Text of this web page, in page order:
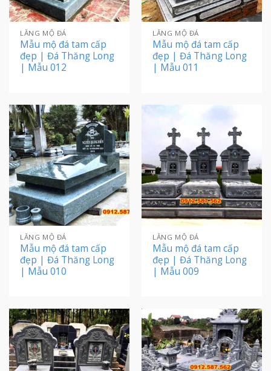
LĂNG MỘ ĐÁ
Mẫu mộ đá tam cấp
đẹp | Đá Thăng Long
| Mẫu 012
LĂNG MỘ ĐÁ
Mẫu mộ đá tam cấp
đẹp | Đá Thăng Long
| Mẫu 011
LĂNG MỘ ĐÁ
Mẫu mộ đá tam cấp
đẹp | Đá Thăng Long
| Mẫu 010
LĂNG MỘ ĐÁ
Mẫu mộ đá tam cấp
đẹp | Đá Thăng Long
| Mẫu 009